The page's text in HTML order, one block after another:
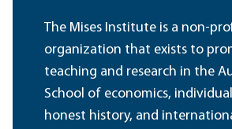
The Mises Institute is a non-
organization that exists to
teaching and research in the
School of economics,
honest history, and